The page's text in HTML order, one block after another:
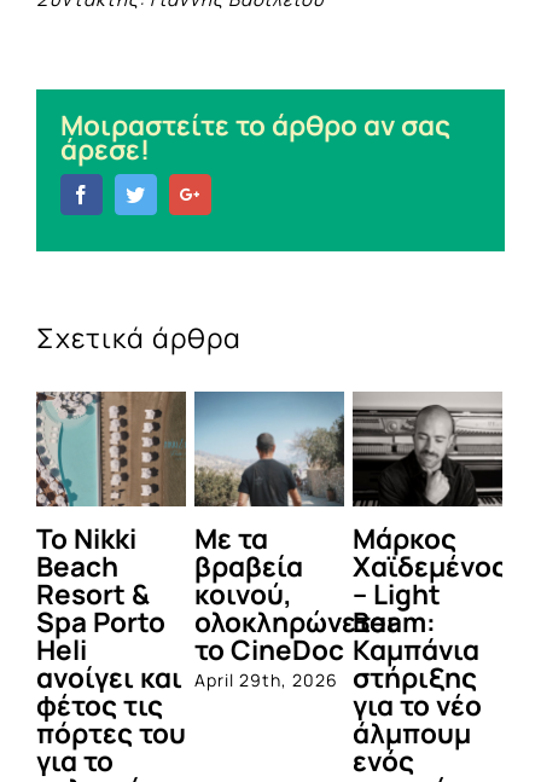
Μοιραστείτε το άρθρο αν σας
άρεσε!
FacebookTwitter
Σχετικά άρθρα
To Nikki
Beach
Resort &
Spa Porto
Heli
ανοίγει και
φέτος τις
πόρτες του
για το
Με τα
βραβεία
κοινού,
ολοκληρώνεται
το CineDoc
April 29th, 2026
Μάρκος
Χαϊδεμένος
– Light
Beam:
Καμπάνια
στήριξης
για το νέο
άλμπουμ
ενός